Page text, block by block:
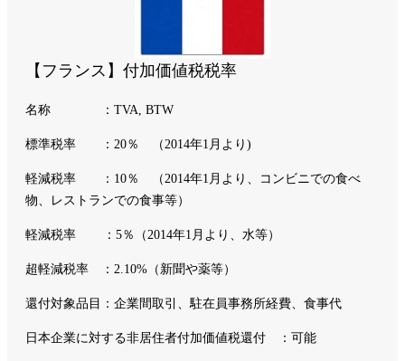
【フランス】付加価値税税率
名称 ：TVA, BTW
標準税率 ：20％ （2014年1月より)
軽減税率 ：10％ （2014年1月より、コンビニでの食べ
物、レストランでの食事等）
軽減税率 ：5％（2014年1月より、水等）
超軽減税率 ：2.10%（新聞や薬等）
還付対象品目：企業間取引、駐在員事務所経費、食事代
日本企業に対する非居住者付加価値税還付 ：可能